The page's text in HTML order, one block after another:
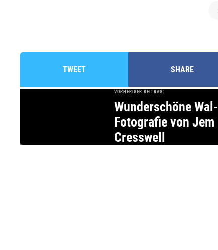
TWEET SHARE
VORHERIGER BEITRAG:
Wunderschöne Wal-
Fotografie von Jem
Cresswell